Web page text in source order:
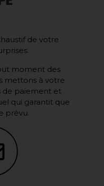
de votre
moment des
mettons à votre
de paiement et
qui garantit que
prévu.